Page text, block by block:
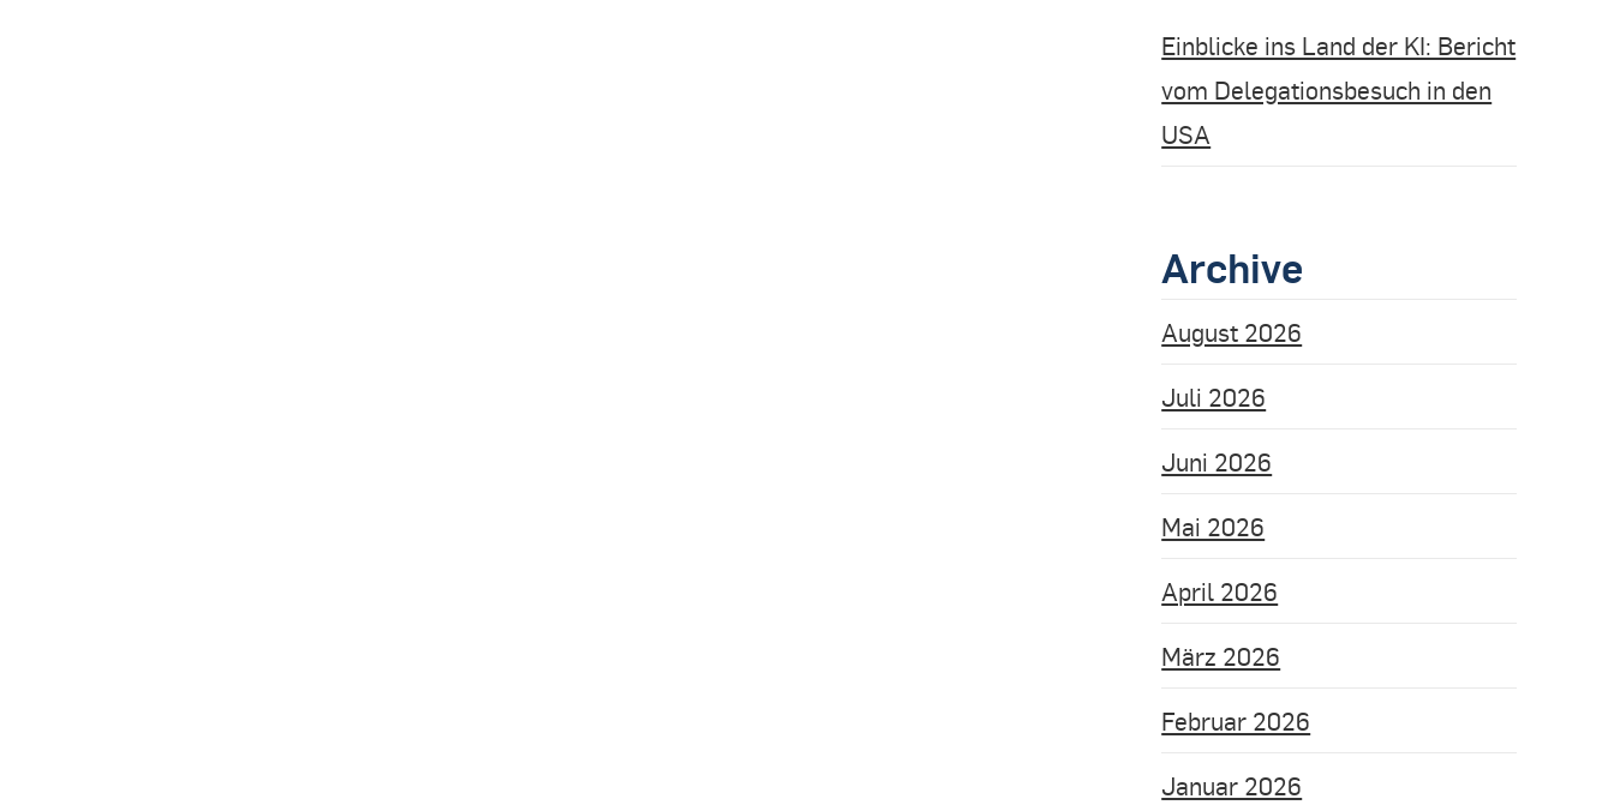
Einblicke ins Land der KI: Bericht
vom Delegationsbesuch in den
USA
Archive
August 2026
Juli 2026
Juni 2026
Mai 2026
April 2026
März 2026
Februar 2026
Januar 2026